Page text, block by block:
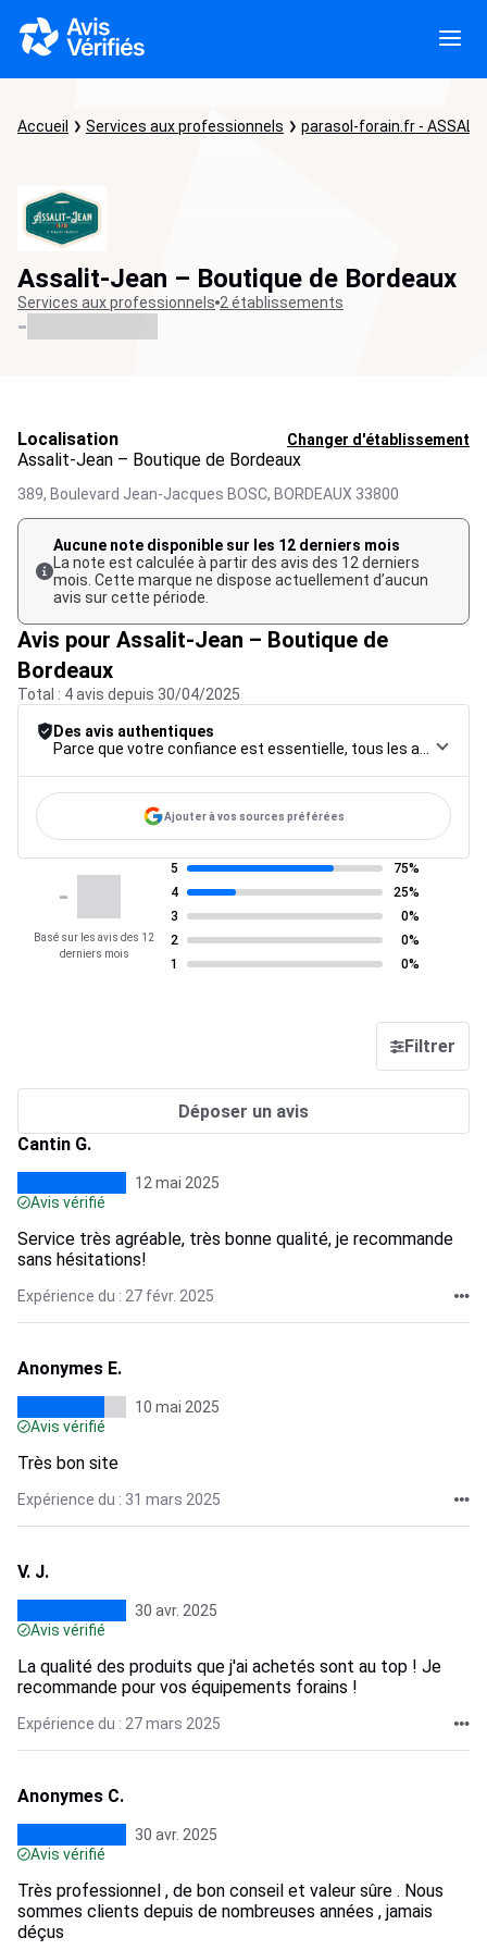
Accueil Services aux professionnels parasol-forain.fr -
Assalit-Jean – Boutique de Bordeaux
Services aux professionnels 2 établissements
-
Localisation Changer d'établissement
Assalit-Jean – Boutique de Bordeaux
389, Boulevard Jean-Jacques BOSC, BORDEAUX 33800
Aucune note disponible sur les 12 derniers mois
La note est calculée à partir des avis des 12 derniers
mois. Cette marque ne dispose actuellement d’aucun
avis sur cette période.
Avis pour Assalit-Jean – Boutique de
Bordeaux
Total : 4 avis depuis 30/04/2025
Des avis authentiques
Ajouter à vos sources préférées
-
Basé sur les avis des 12
derniers mois
5
75%
4
25%
3
0%
2
0%
1
0%
Filtrer
Déposer un avis
Cantin G.
12 mai 2025
Avis vérifié
Service très agréable, très bonne qualité, je recommande
sans hésitations!
Expérience du : 27 févr. 2025
Anonymes E.
10 mai 2025
Avis vérifié
Très bon site
Expérience du : 31 mars 2025
V. J.
30 avr. 2025
Avis vérifié
La qualité des produits que j'ai achetés sont au top ! Je
recommande pour vos équipements forains !
Expérience du : 27 mars 2025
Anonymes C.
30 avr. 2025
Avis vérifié
Très professionnel , de bon conseil et valeur sûre . Nous
sommes clients depuis de nombreuses années , jamais
déçus